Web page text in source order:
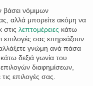
Βίας και
ΙΙ) Ενσωμάτωση της
τροποποιήθηκε με
σχετικά με την
 CATEGORY
ΒΊΑ,ΓΥΝΑΊΚΑ
βάσει νόμιμων
αλλά μπορείτε ακόμη να
στις λεπτομέρειες κάτω
σας επηρεάζουν
γνώμη ανά πάσα
δεξιά γωνία του
διαφημίσεων,
επιλογές σας.